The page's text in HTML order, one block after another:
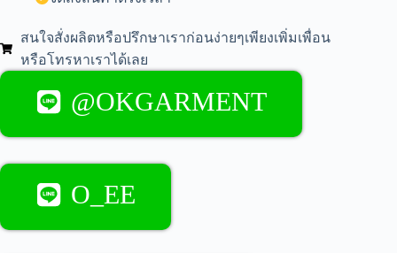
สนใจสั่งผลิตหรือปรึกษาเราก่อนง่ายๆเพียงเพิ่มเพื่อน
หรือโทรหาเราได้เลย
@OKGARMENT
O_EE